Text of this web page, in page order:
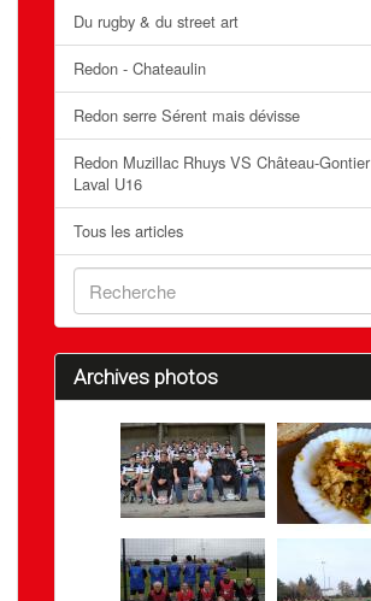
Du rugby & du street art
Redon - Chateaulin
Redon serre Sérent mais dévisse
Redon Muzillac Rhuys VS Château-Gontier
Laval U16
Tous les articles
Archives photos